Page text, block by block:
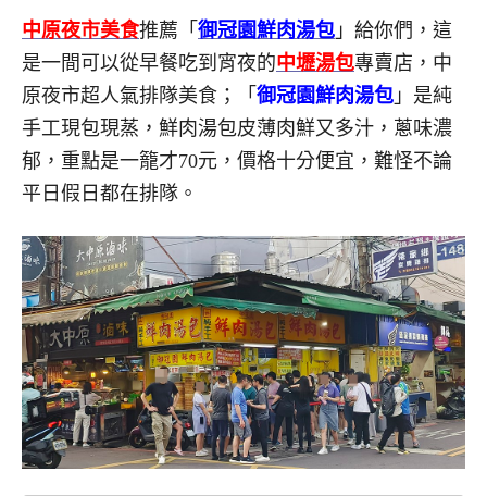
中原夜市美食推薦「 御冠園鮮肉湯包 」給你們，這
是一間可以從早餐吃到宵夜的中壢湯包專賣店，中
原夜市超人氣排隊美食；「 御冠園鮮肉湯包 」是純
手工現包現蒸，鮮肉湯包皮薄肉鮮又多汁，蔥味濃
郁，重點是一籠才70元，價格十分便宜，難怪不論
平日假日都在排隊。